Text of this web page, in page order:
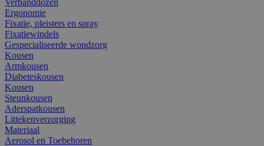
Ergonomie
Fixatie, pleisters en spray
Fixatiewindels
Gespecialiseerde wondzorg
Kousen
Armkousen
Diabeteskousen
Kousen
Steunkousen
Aderspatkousen
Littekenverzorging
Materiaal
Aerosol en Toebehoren